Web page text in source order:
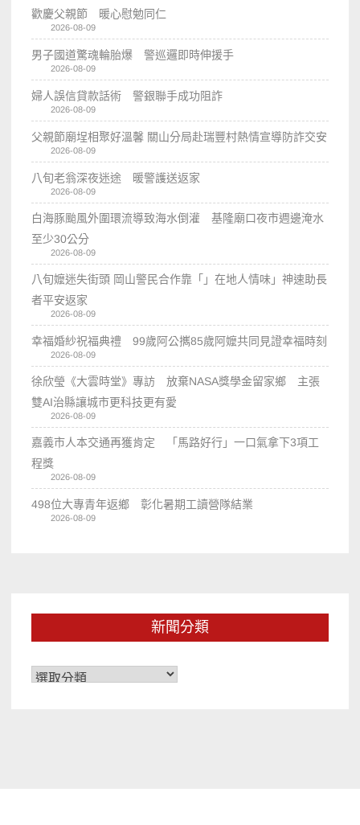
歡慶父親節 暖心慰勉同仁
2026-08-09
男子國道驚魂輪胎爆 警巡邏即時伸援手
2026-08-09
婦人誤信貸款話術 警銀聯手成功阻詐
2026-08-09
父親節廟埕相聚好溫馨 關山分局赴瑞豐村熱情宣導防詐交安
2026-08-09
八旬老翁深夜迷途 暖警護送返家
2026-08-09
白海豚颱風外圍環流導致海水倒灌 基隆廟口夜市週邊淹水
至少30公分
2026-08-09
八旬嬤迷失街頭 岡山警民合作靠「」在地人情味」神速助長
者平安返家
2026-08-09
幸福婚紗祝福典禮 99歲阿公𢹂85歲阿嬤共同見證幸福時刻
2026-08-09
徐欣瑩《大雲時堂》專訪 放棄NASA獎學金留家鄉 主張
雙AI治縣讓城市更科技更有愛
2026-08-09
嘉義市人本交通再獲肯定 「馬路好行」一口氣拿下3項工
程獎
2026-08-09
498位大專青年返鄉 彰化暑期工讀營隊結業
2026-08-09
新聞分類
新